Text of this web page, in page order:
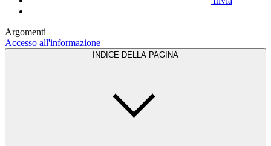
Argomenti
Accesso all'informazione
INDICE DELLA PAGINA